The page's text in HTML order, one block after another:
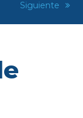
next
Siguiente